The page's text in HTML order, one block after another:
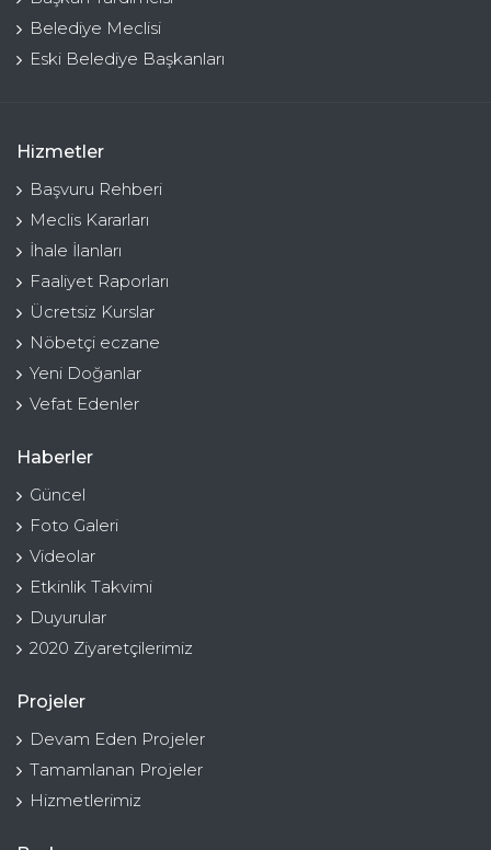
Belediye Meclisi
Eski Belediye Başkanları
Hizmetler
Başvuru Rehberi
Meclis Kararları
İhale İlanları
Faaliyet Raporları
Ücretsiz Kurslar
Nöbetçi eczane
Yeni Doğanlar
Vefat Edenler
Haberler
Güncel
Foto Galeri
Videolar
Etkinlik Takvimi
Duyurular
2020 Ziyaretçilerimiz
Projeler
Devam Eden Projeler
Tamamlanan Projeler
Hizmetlerimiz